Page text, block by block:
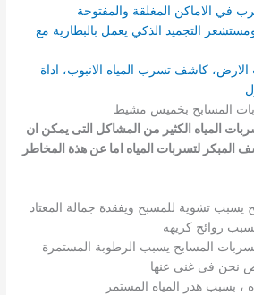
في الاماكن المغلقة والمفتوحة
التجميد الذكي يعمل بالبطارية مع
كاشف تسرب المياه الانبوب، اداة
المسابح بخميس مشيط
المياه الكثير من المشاكل التى يمكن ان
المبكر لتسربات المياه اما عن هذة المخاطر
يسبب تشوية للمسبح ويفقدة جمالة المعتاد
روائح كريهه
المسابح يسبب الرطوبة المستمرة
نحن فى غنى عنها
، بسبب هدر المياه المستمر